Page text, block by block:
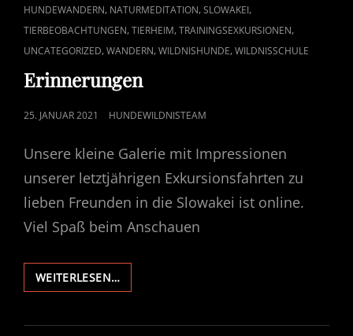
LINKS
HUNDEWANDERN, NATURMEDITATION,SLOWAKEI,
TIERBEOBACHTUNGEN,TIERHEIM,TRAININGSEXKURSIONEN,
UNCATEGORIZED,WANDERN,WILDNISHUNDE,WILDNISSCHULE
Erinnerungen
POSTED
25. JANUAR 2021 HUNDEWILDNISTEAM
Unsere kleine Galerie mit Impressionen
unserer letztjährigen Exkursionsfahrten zu
lieben Freunden in die Slowakei ist online.
Viel Spaß beim Anschauen
WEITERLESEN…ERINNERUNGEN